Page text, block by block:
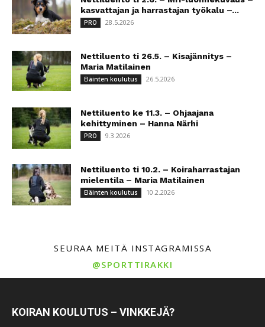
kasvattajan ja harrastajan työkalu –...
PRO 28.5.2026
Nettiluento ti 26.5. – Kisajännitys –
Maria Matilainen
Eläinten koulutus 26.5.2026
Nettiluento ke 11.3. – Ohjaajana
kehittyminen – Hanna Närhi
PRO 9.3.2026
Nettiluento ti 10.2. – Koiraharrastajan
mielentila – Maria Matilainen
Eläinten koulutus 10.2.2026
SEURAA MEITÄ INSTAGRAMISSA
@SPORTTIRAKKI
KOIRAN KOULUTUS – VINKKEJÄ?